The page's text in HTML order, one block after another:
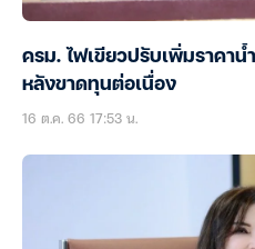
ครม. ไฟเขียวปรับเพิ่มราคา
หลังขาดทุนต่อเนื่อง
16 ต.ค. 66 17:53 น.